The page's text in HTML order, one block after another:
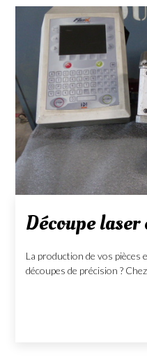
Découpe
La production de vos pièces
découpes de précision ?